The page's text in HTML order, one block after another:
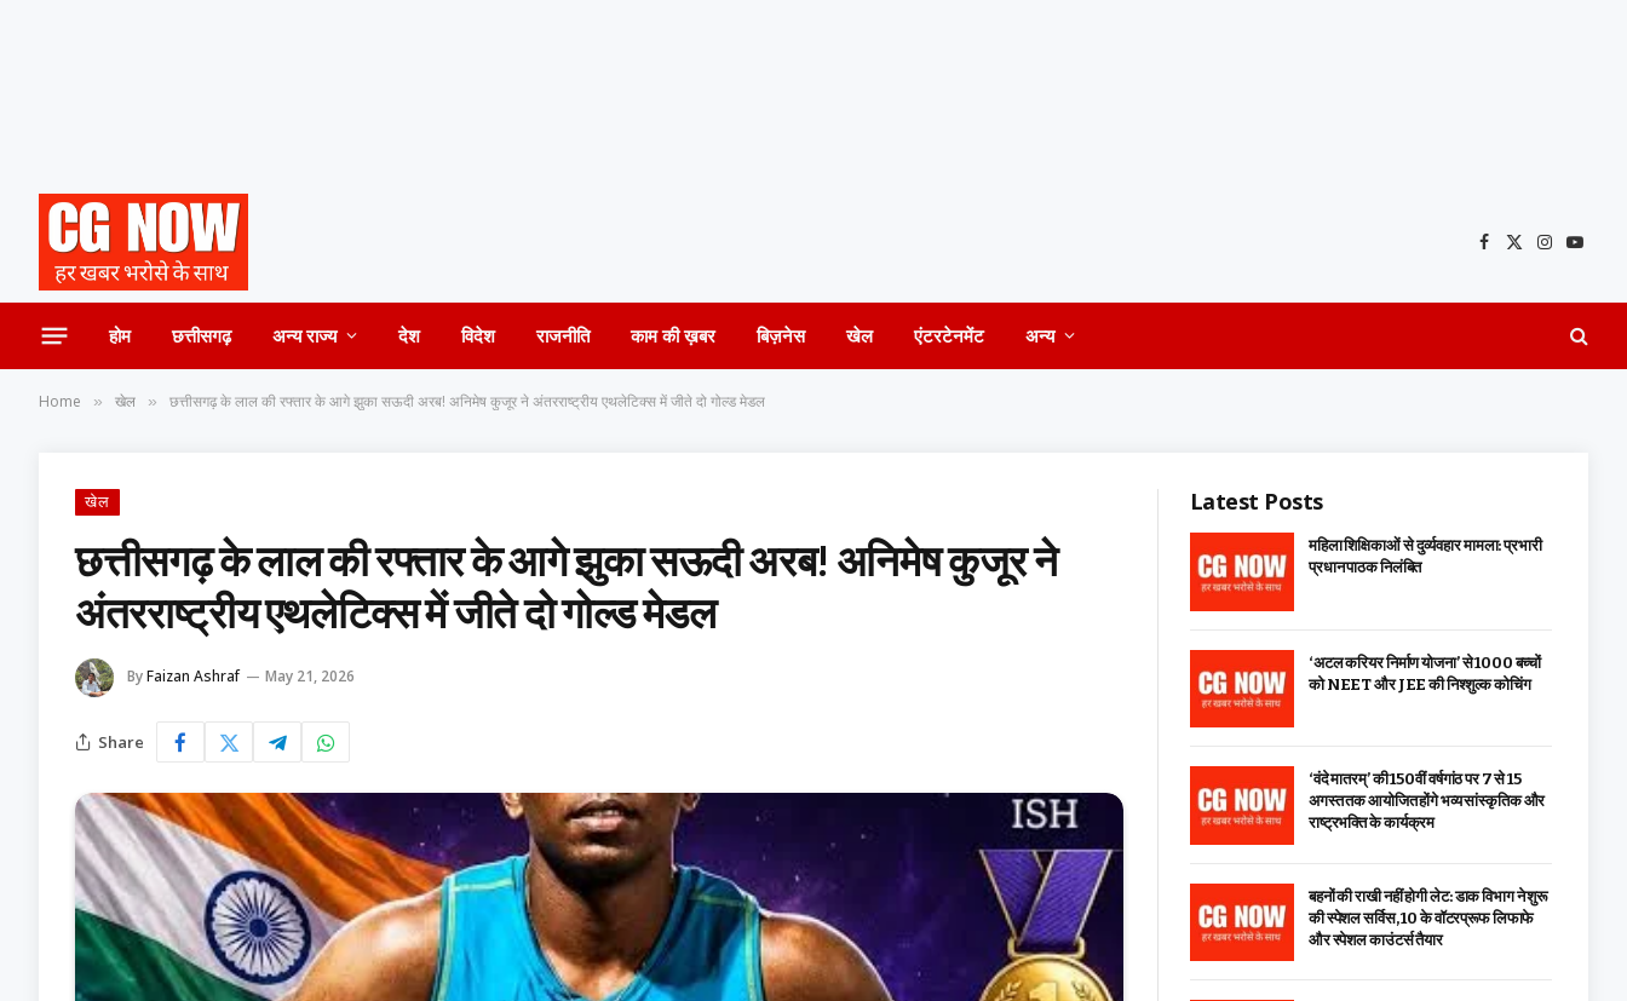
Facebook
X
Instagram
होम छत्तीसगढ़ अन्य राज्य देश विदेश राजनीति काम की ख़बर बिज़नेस खेल एंटरटेनमेंट अन्य
Home » खेल » छत्तीसगढ़ के लाल की रफ्तार के आगे झुका सऊदी अरब! अनिमेष कुजूर ने अंतरराष्ट्रीय एथलेटिक्स में जीते दो गोल्ड मेडल
खेल
छत्तीसगढ़ के लाल की रफ्तार के आगे झुका सऊदी अरब! अनिमेष कुजूर ने
अंतरराष्ट्रीय एथलेटिक्स में जीते दो गोल्ड मेडल
ByFaizan Ashraf May 21, 2026
Share
Latest Posts
महिला शिक्षिकाओं से दुर्व्यवहार मामला: प्रभारी
प्रधान पाठक निलंबित
‘अटल करियर निर्माण योजना’ से 1000 बच्चों
को NEET और JEE की निश्शुल्क कोचिंग
‘वंदे मातरम्’ की 150वीं वर्षगांठ पर 7 से 15
अगस्त तक आयोजित होंगे भव्य सांस्कृतिक और
राष्ट्रभक्ति के कार्यक्रम
बहनों की राखी नहीं होगी लेट: डाक विभाग ने शुरू
की स्पेशल सर्विस, ₹10 के वॉटरप्रूफ लिफाफे
और स्पेशल काउंटर्स तैयार